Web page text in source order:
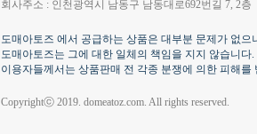
회사주소 : 인천광역시 남동구 남동대로692번길 7, 2층
도매아토즈 에서 공급하는 상품은 대부분 문제가 없
도매아토즈는 그에 대한 일체의 책임을 지지 않습니다.
이용자들께서는 상품판매 전 각종 분쟁에 의한 피해
Copyrightⓒ 2019. domeatoz.com. All rights reserved.